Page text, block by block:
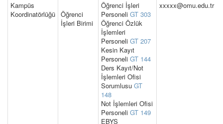
Kampüs
Koordinatörlüğü Öğrenci
İşleri Birimi
Öğrenci İşleri
Personeli GT 303
Öğrenci Özlük
İşlemleri
Personeli GT 207
Kesin Kayıt
Personeli GT 144
Ders Kayıt/Not
İşlemleri Ofisi
Sorumlusu GT
148
Not İşlemleri Ofisi
Personeli GT 149
EBYS
xxxxx@omu.edu.tr